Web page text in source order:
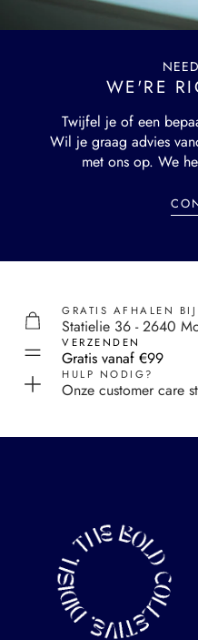
WE'RE
Twijfel je of een
Wil je graag advies
met ons op. We
GRATIS AFHALEN
Statielie 36 - 2640
VERZENDEN
Gratis vanaf €99
HULP NODIG?
Onze customer care